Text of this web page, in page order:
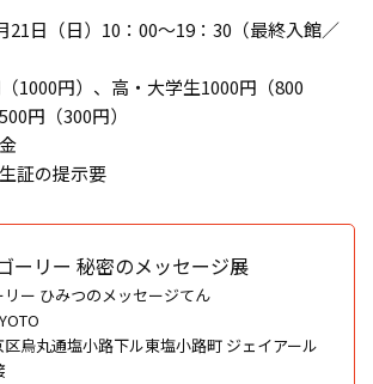
21日（日）10：00～19：30（最終入館／
1000円）、高・大学生1000円（800
円（300円）
証の提示要
ーリー 秘密のメッセージ展
ー ひみつのメッセージてん
烏丸通塩小路下ル東塩小路町 ジェイアール